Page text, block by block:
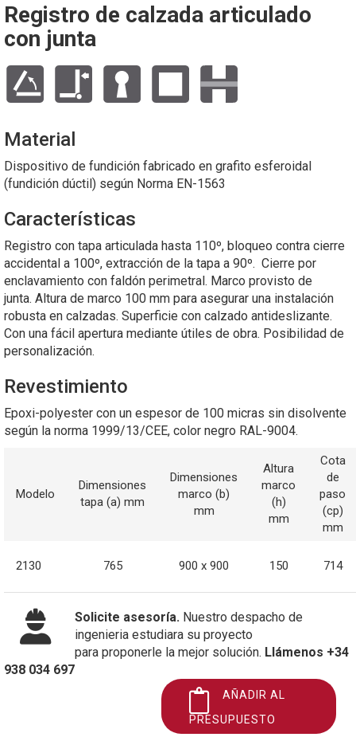
Registro de calzada articulado
con junta
Material
Dispositivo de fundición fabricado en grafito esferoidal
(fundición dúctil) según Norma EN-1563
Características
Registro con tapa articulada hasta 110º, bloqueo contra cierre
accidental a 100º, extracción de la tapa a 90º. Cierre por
enclavamiento con faldón perimetral. Marco provisto de
junta. Altura de marco 100 mm para asegurar una instalación
robusta en calzadas. Superficie con calzado antideslizante.
Con una fácil apertura mediante útiles de obra. Posibilidad de
personalización.
Revestimiento
Epoxi-polyester con un espesor de 100 micras sin disolvente
según la norma 1999/13/CEE, color negro RAL-9004.
Modelo
Dimensiones
tapa (a) mm
Dimensiones
marco (b)
mm
Altura
marco
(h)
mm
Cota
de
paso
(cp)
mm
2130 765 900 x 900 150 714
Solicite asesoría. Nuestro despacho de
ingenieria estudiara su proyecto
para proponerle la mejor solución. Llámenos +34
938 034 697
AÑADIR AL
PRESUPUESTO